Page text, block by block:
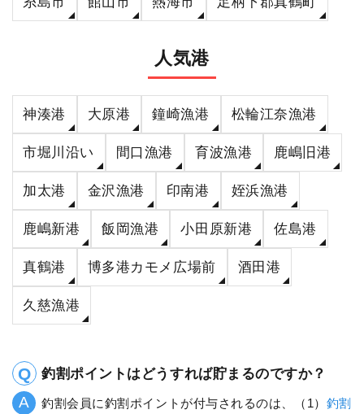
人気港
神湊港 大原港 鐘崎漁港 松輪江奈漁港
市堀川沿い 間口漁港 育波漁港 鹿嶋旧港
加太港 金沢漁港 印南港 姪浜漁港
鹿嶋新港 飯岡漁港 小田原新港 佐島港
真鶴港 博多港カモメ広場前 酒田港
久慈漁港
釣割ポイントはどうすれば貯まるのですか？
釣割会員に釣割ポイントが付与されるのは、（1） 釣割